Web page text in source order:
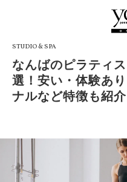
STUDIO & SPA
なんばのピラティ
選！安い・体験あ
ナルなど特徴も紹介